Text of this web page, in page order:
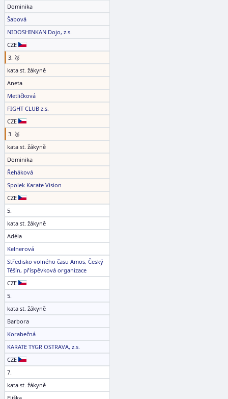
Dominika
Šabová
NIDOSHINKAN Dojo, z.s.
CZE
3. 🥉
kata st. žákyně
Aneta
Metličková
FIGHT CLUB z.s.
CZE
3. 🥉
kata st. žákyně
Dominika
Řeháková
Spolek Karate Vision
CZE
5.
kata st. žákyně
Adéla
Kelnerová
Středisko volného času Amos, Český
Těšín, příspěvková organizace
CZE
5.
kata st. žákyně
Barbora
Korabečná
KARATE TYGR OSTRAVA, z.s.
CZE
7.
kata st. žákyně